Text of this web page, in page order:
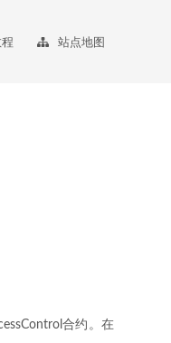
站点地图
合约。在